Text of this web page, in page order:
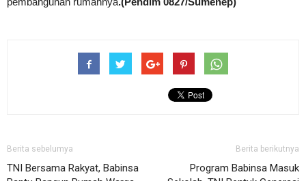
Berita sebelumya
TNI Bersama Rakyat, Babinsa
Berita berikutnya
Program Babinsa Masuk